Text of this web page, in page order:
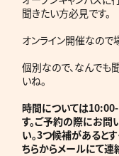
聞きたい方必見です。
オンライン開催なので
個別なので、なんでも
いね。
時間については
す。ご予約の際にお
い。3つ候補があるとす
ちらからメールにて連